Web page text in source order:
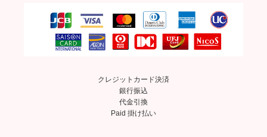
クレジットカード決済
銀行振込
代金引換
Paid 掛け払い